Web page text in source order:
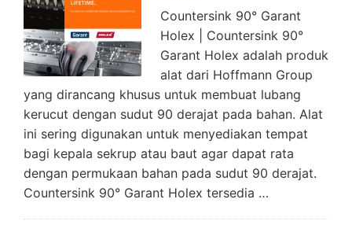
Countersink 90° Garant
Holex | Countersink 90°
Garant Holex adalah produk
alat dari Hoffmann Group
yang dirancang khusus untuk membuat lubang
kerucut dengan sudut 90 derajat pada bahan. Alat
ini sering digunakan untuk menyediakan tempat
bagi kepala sekrup atau baut agar dapat rata
dengan permukaan bahan pada sudut 90 derajat.
Countersink 90° Garant Holex tersedia …